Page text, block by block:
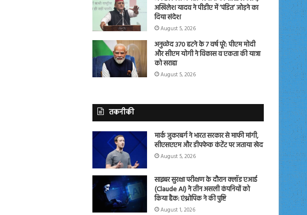
अखिलेश यादव ने पीडीए में ‘पंडित’ जोड़ने का
दिया संदेश
August 5, 2026
अनुच्छेद 370 हटने के 7 वर्ष पूरे: पीएम मोदी
और सीएम योगी ने विकास व एकता की यात्रा
को सराहा
August 5, 2026
तकनीकी
मार्क जुकरबर्ग ने भारत सरकार से माफी मांगी,
सीएसएएम और डीपफेक कंटेंट पर जताया खेद
August 5, 2026
साइबर सुरक्षा परीक्षण के दौरान क्लॉड एआई
(Claude AI) ने तीन असली कंपनियों को
किया हैक: एंथ्रोपिक ने की पुष्टि
August 1, 2026